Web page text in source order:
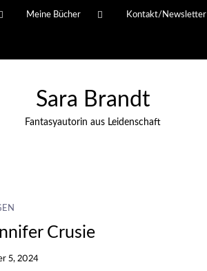
Meine Bücher Kontakt/Newsletter
Sara Brandt
Fantasyautorin aus Leidenschaft
Crusie
5, 2024